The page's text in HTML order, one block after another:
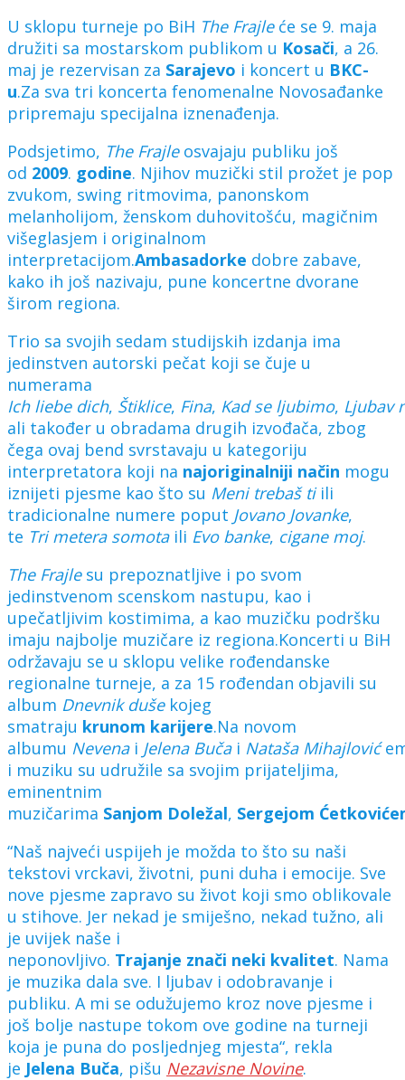
U sklopu turneje po BiH The Frajleće se 9. maja
družiti sa mostarskom publikom u Kosači, a 26.
maj je rezervisan za Sarajevo i koncert u BKC-
u.Za sva tri koncerta fenomenalne Novosađanke
pripremaju specijalna iznenađenja.
Podsjetimo, The Frajleosvajaju publiku još
od 2009. godine. Njihov muzički stil prožet je pop
zvukom, swing ritmovima, panonskom
melanholijom, ženskom duhovitošću, magičnim
višeglasjem i originalnom
interpretacijom.Ambasadorke dobre zabave,
kako ih još nazivaju, pune koncertne dvorane
širom regiona.
Trio sa svojih sedam studijskih izdanja ima
jedinstven autorski pečat koji se čuje u
numerama
Ich liebe dich, Štiklice, Fina, Kad se ljubimo, Ljubav
ali također u obradama drugih izvođača, zbog
čega ovaj bend svrstavaju u kategoriju
interpretatora koji na najoriginalniji način mogu
iznijeti pjesme kao što su Meni trebaš tiili
tradicionalne numere poput Jovano Jovanke,
te Tri metera somotaili Evo banke, cigane moj.
The Frajlesu prepoznatljive i po svom
jedinstvenom scenskom nastupu, kao i
upečatljivim kostimima, a kao muzičku podršku
imaju najbolje muzičare iz regiona.Koncerti u BiH
održavaju se u sklopu velike rođendanske
regionalne turneje, a za 15 rođendan objavili su
album Dnevnik dušekojeg
smatraju krunom karijere.Na novom
albumu Nevenai Jelena Bučai Nataša Mihajlović
i muziku su udružile sa svojim prijateljima,
eminentnim
muzičarima Sanjom Doležal, Sergejom
“Naš najveći uspijeh je možda to što su naši
tekstovi vrckavi, životni, puni duha i emocije. Sve
nove pjesme zapravo su život koji smo oblikovale
u stihove. Jer nekad je smiješno, nekad tužno, ali
je uvijek naše i
neponovljivo. Trajanje znači neki kvalitet. Nama
je muzika dala sve. I ljubav i odobravanje i
publiku. A mi se odužujemo kroz nove pjesme i
još bolje nastupe tokom ove godine na turneji
koja je puna do posljednjeg mjesta“, rekla
je Jelena Buča, pišu Nezavisne Novine.